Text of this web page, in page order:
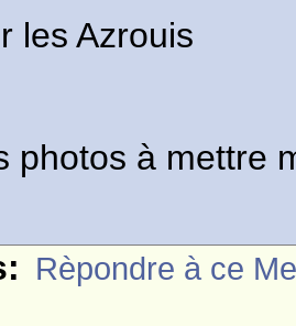
les Azrouis
photos à mettre
Rèpondre à ce